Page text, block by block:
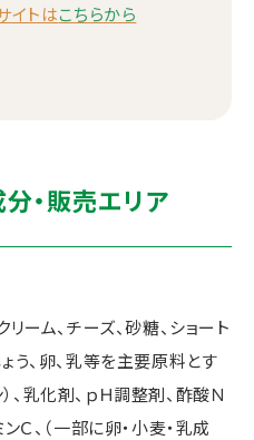
イトはこちらから
・販売エリア
リーム、チーズ、砂糖、ショート
う、卵、乳等を主要原料とす
乳化剤、ｐＨ調整剤、酢酸Ｎ
Ｃ、（一部に卵・小麦・乳成